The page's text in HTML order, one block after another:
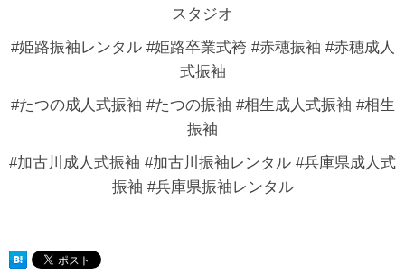
スタジオ
#姫路振袖レンタル #姫路卒業式袴 #赤穂振袖 #赤穂成人
式振袖
#たつの成人式振袖 #たつの振袖 #相生成人式振袖 #相生
振袖
#加古川成人式振袖 #加古川振袖レンタル #兵庫県成人式
振袖 #兵庫県振袖レンタル